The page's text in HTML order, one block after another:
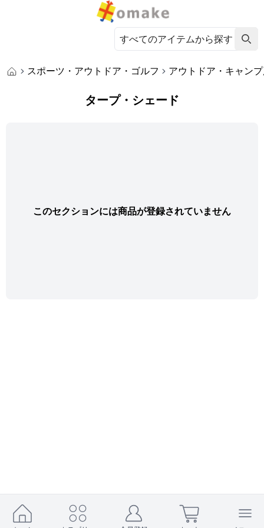
スポーツ・アウトドア・ゴルフ アウトドア・キャン
タープ・シェード
このセクションには商品が登録されていません